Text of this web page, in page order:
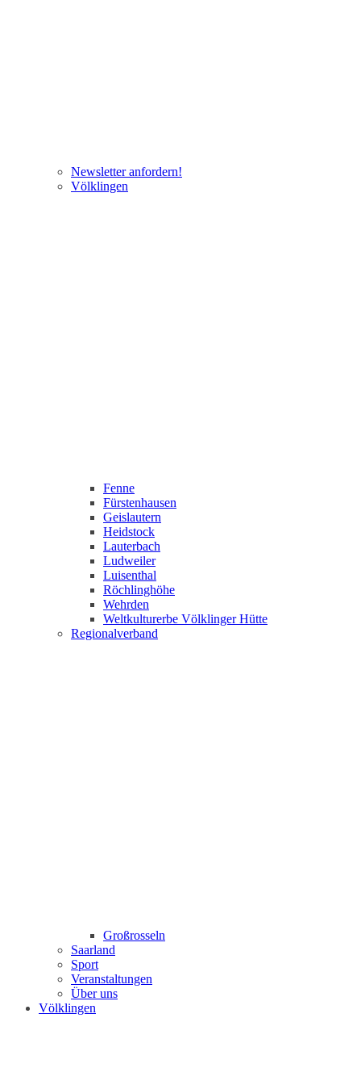
Newsletter anfordern!
Völklingen
Fenne
Fürstenhausen
Geislautern
Heidstock
Lauterbach
Ludweiler
Luisenthal
Röchlinghöhe
Wehrden
Weltkulturerbe Völklinger Hütte
Regionalverband
Großrosseln
Saarland
Sport
Veranstaltungen
Über uns
Völklingen